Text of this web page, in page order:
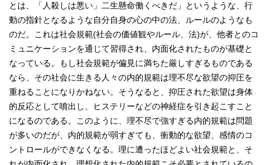
とは、「人殺しは悪い」二生懸命働くべきだ」というような、行
動の指針となるような自分自身の心の中の法、ルールのようなも
のだ。これは社会規範(社会の価値観やルール、法)が、他者とのコ
ミュニケーションを通じて習得され、内面化されたものが基礎と
なっている。もし社会規範が偏見に満ちた厳しすぎるものである
なら、その社会に生きる人々の内的規範は理不尽な欲望の抑圧を
重ねることになりかねない。そうなると、抑圧された欲望は身体
的反応として噴出し、ヒステリーなどの神経症を引き起こすこと
になるのである。このように、理不尽で強すぎる内的規範は問題
が多いのだが、内的規範が弱すぎても、衝動的な欲望、感情のコ
ントロールができなくなる。理に遭ったほどよい社会規範と、そ